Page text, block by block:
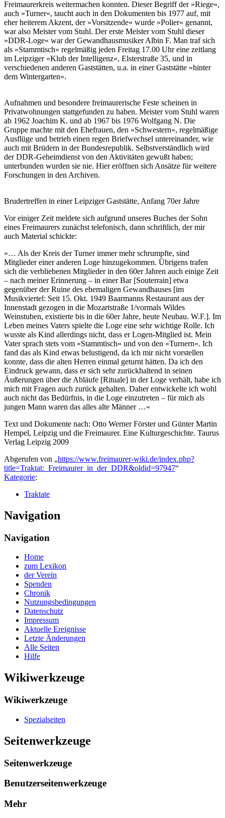
Freimaurerkreis weitermachen konnten. Dieser Begriff der »Riege«,
auch »Turner«, taucht auch in den Dokumenten bis 1977 auf, mit
eher heiterem Akzent, der »Vorsitzende« wurde »Polier« genannt,
war also Meister vom Stuhl. Der erste Meister vom Stuhl dieser
»DDR-Loge« war der Gewandhausmusiker Albin F. Man traf sich
als »Stammtisch« regelmäßig jeden Freitag 17.00 Uhr eine zeitlang
im Leipziger »Klub der Intelligenz«, Elsterstraße 35, und in
verschiedenen anderen Gaststätten, u.a. in einer Gaststätte »hinter
dem Wintergarten«.
Aufnahmen und besondere freimaurerische Feste scheinen in
Privatwohnungen stattgefunden zu haben. Meister vom Stuhl waren
ab 1962 Joachim K. und ab 1967 bis 1976 Wolfgang N. Die
Gruppe machte mit den Ehefrauen, den »Schwestern«, regelmäßige
Ausflüge und betrieb einen regen Briefwechsel untereinander, wie
auch mit Brüdern in der Bundesrepublik. Selbstverständlich wird
der DDR-Geheimdienst von den Aktivitäten gewußt haben;
unterbunden wurden sie nie. Hier eröffnen sich Ansätze für weitere
Forschungen in den Archiven.
Brudertreffen in einer Leipziger Gaststätte, Anfang 70er Jahre
Vor einiger Zeit meldete sich aufgrund unseres Buches der Sohn
eines Freimaurers zunächst telefonisch, dann schriftlich, der mir
auch Material schickte:
»… Als der Kreis der Turner immer mehr schrumpfte, sind
Mitglieder einer anderen Loge hinzugekommen. Übrigens trafen
sich die verbliebenen Mitglieder in den 60er Jahren auch einige Zeit
– nach meiner Erinnerung – in einer Bar [Souterrain] etwa
gegenüber der Ruine des ehemaligen Gewandhauses [im
Musikviertel: Seit 15. Okt. 1949 Baarmanns Restaurant aus der
Innenstadt gezogen in die Mozartstraße 1/vormals Wildes
Weinstuben, existierte bis in die 60er Jahre, heute Neubau. W.F.]. Im
Leben meines Vaters spielte die Loge eine sehr wichtige Rolle. Ich
wusste als Kind allerdings nicht, dass er Logen-Mitglied ist. Mein
Vater sprach stets vom »Stammtisch« und von den »Turnern«. Ich
fand das als Kind etwas belustigend, da ich mir nicht vorstellen
konnte, dass die alten Herren einmal geturnt hätten. Da ich den
Eindruck gewann, dass er sich sehr zurückhaltend in seinen
Äußerungen über die Abläufe [Rituale] in der Loge verhält, habe ich
mich mit Fragen auch zurück gehalten. Daher entwickelte ich wohl
auch nicht das Bedürfnis, in die Loge einzutreten – für mich als
jungen Mann waren das alles alte Männer …«
Text und Dokumente nach: Otto Werner Förster und Günter Martin
Hempel, Leipzig und die Freimaurer. Eine Kulturgeschichte. Taurus
Verlag Leipzig 2009
Abgerufen von „https://www.freimaurer-wiki.de/index.php?
title=Traktat:_Freimaurer_in_der_DDR&oldid=97947“
Kategorie:
Traktate
Navigation
Navigation
Home
zum Lexikon
der Verein
Spenden
Chronik
Nutzungsbedingungen
Datenschutz
Impressum
Aktuelle Ereignisse
Letzte Änderungen
Alle Seiten
Hilfe
Wikiwerkzeuge
Wikiwerkzeuge
Spezialseiten
Seitenwerkzeuge
Seitenwerkzeuge
Benutzerseitenwerkzeuge
Mehr